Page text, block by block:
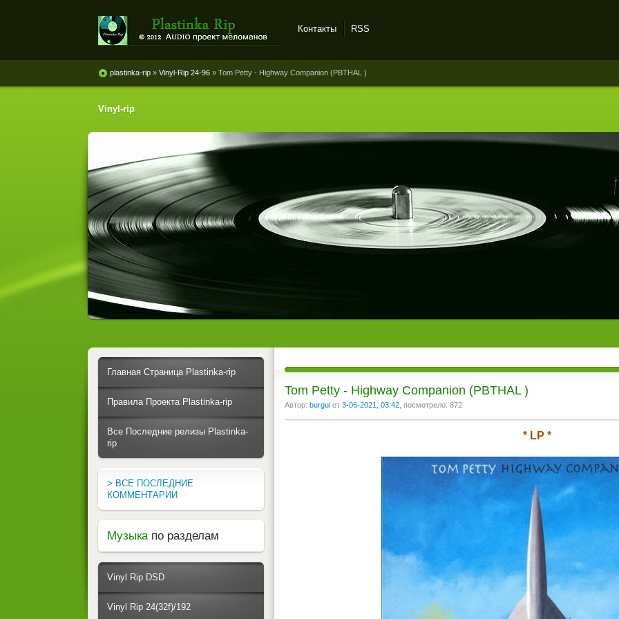
винила и магнитоальбомов
Контакты RSS
plastinka-rip » Vinyl-Rip 24-96 » Tom Petty - Highway Companion (PBTHAL )
Vinyl-rip
Tom Petty - Highway Companion (PBTHAL )
Автор: burgui от 3-06-2021, 03:42 , посмотрело: 872
* LP *
Главная Страница Plastinka-rip
Правила Проекта Plastinka-rip
Все Последние релизы Plastinka-
rip
> ВСЕ ПОСЛЕДНИЕ
КОММЕНТАРИИ
Музыка по разделам
Vinyl Rip DSD
Vinyl Rip 24(32f)/192